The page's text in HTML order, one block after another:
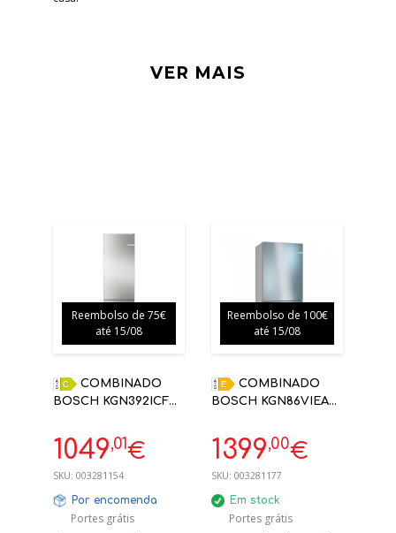
VER MAIS
Reembolso de 75€
até 15/08
COMBINADO
BOSCH KGN392ICF
C
1049,01€
SKU: 003281154
Por encomenda
Portes grátis
Reembolso de 100€
até 15/08
COMBINADO
BOSCH KGN86VIEA
E 186X86X81CM
1399,00€
SKU: 003281177
Em stock
Portes grátis